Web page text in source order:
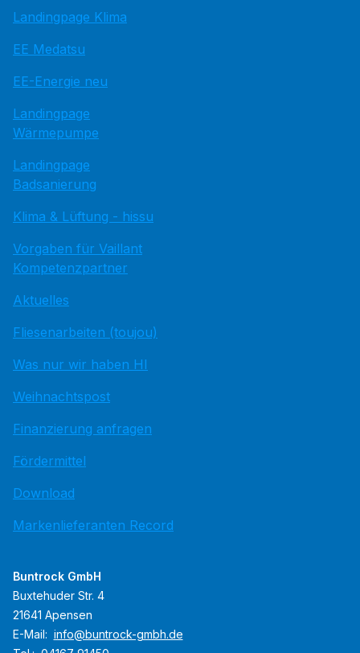
Landingpage Klima
EE Medatsu
EE-Energie neu
Landingpage
Wärmepumpe
Landingpage
Badsanierung
Klima & Lüftung - hissu
Vorgaben für Vaillant
Kompetenzpartner
Aktuelles
Fliesenarbeiten (toujou)
Was nur wir haben HI
Weihnachtspost
Finanzierung anfragen
Fördermittel
Download
Markenlieferanten Record
Buntrock GmbH
Buxtehuder Str. 4
21641 Apensen
E-Mail: info@buntrock-gmbh.de